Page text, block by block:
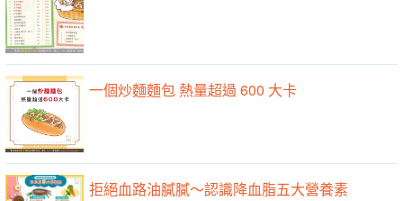
一個炒麵麵包 熱量超過 600 大卡
拒絕血路油膩膩～認識降血脂五大營養素